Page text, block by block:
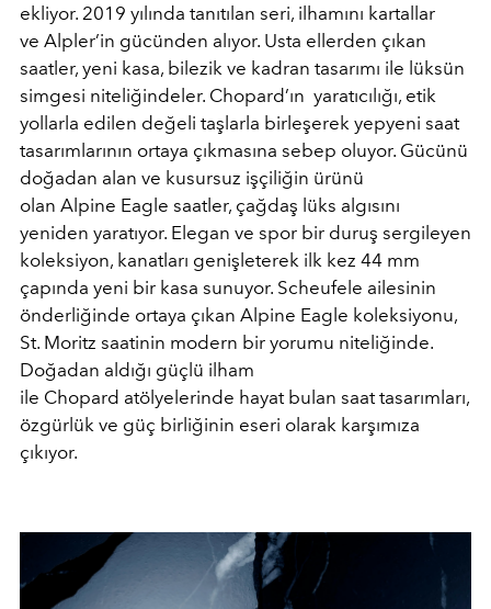
ekliyor. 2019 yılında tanıtılan seri, ilhamını kartallar
ve Alpler’in gücünden alıyor. Usta ellerden çıkan
saatler, yeni kasa, bilezik ve kadran tasarımı ile lüksün
simgesi niteliğindeler. Chopard’ın yaratıcılığı, etik
yollarla edilen değeli taşlarla birleşerek yepyeni saat
tasarımlarının ortaya çıkmasına sebep oluyor. Gücünü
doğadan alan ve kusursuz işçiliğin ürünü
olan Alpine Eagle saatler, çağdaş lüks algısını
yeniden yaratıyor. Elegan ve spor bir duruş sergileyen
koleksiyon, kanatları genişleterek ilk kez 44 mm
çapında yeni bir kasa sunuyor. Scheufele ailesinin
önderliğinde ortaya çıkan Alpine Eagle koleksiyonu,
St. Moritz saatinin modern bir yorumu niteliğinde.
Doğadan aldığı güçlü ilham
ile Chopard atölyelerinde hayat bulan saat tasarımları,
özgürlük ve güç birliğinin eseri olarak karşımıza
çıkıyor.